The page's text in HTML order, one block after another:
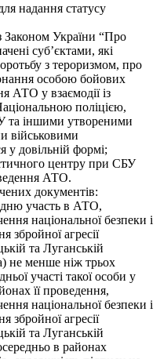
надання статусу
Законом України “Про
суб’єктами, які
з тероризмом, про
особою бойових
АТО у взаємодії із
поліцією,
та іншими утвореними
військовими
у довільній формі;
центру при СБУ
АТО.
документів:
участь в АТО,
національної безпеки і
збройної агресії
та Луганській
не менше ніж трьох
участі такої особи у
її проведення,
національної безпеки і
збройної агресії
та Луганській
в районах